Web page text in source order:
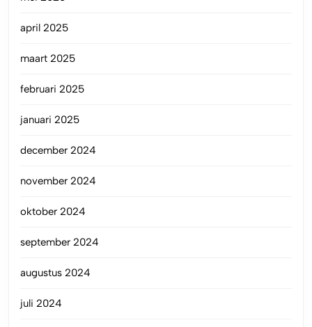
april 2025
maart 2025
februari 2025
januari 2025
december 2024
november 2024
oktober 2024
september 2024
augustus 2024
juli 2024